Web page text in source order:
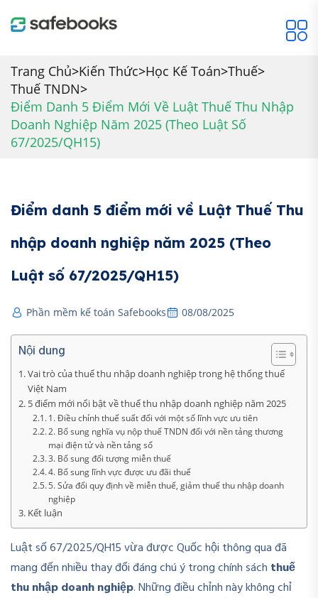
Trang Chủ>Kiến Thức>Học Kế Toán>Thuế>
Thuế TNDN>
Điểm Danh 5 Điểm Mới Về Luật Thuế Thu Nhập
Doanh Nghiệp Năm 2025 (Theo Luật Số
67/2025/QH15)
Điểm danh 5 điểm mới về Luật Thuế Thu
nhập doanh nghiệp năm 2025 (Theo
Luật số 67/2025/QH15)
Phần mềm kế toán Safebooks 08/08/2025
Nội dung
Vai trò của thuế thu nhập doanh nghiệp trong hệ thống thuế
Việt Nam
5 điểm mới nổi bật về thuế thu nhập doanh nghiệp năm 2025
1. Điều chỉnh thuế suất đối với một số lĩnh vực ưu tiên
2. Bổ sung nghĩa vụ nộp thuế TNDN đối với nền tảng thương
mại điện tử và nền tảng số
3. Bổ sung đối tượng miễn thuế
4. Bổ sung lĩnh vực được ưu đãi thuế
5. Sửa đổi quy định về miễn thuế, giảm thuế thu nhập doanh
nghiệp
Kết luận
Luật số 67/2025/QH15 vừa được Quốc hội thông qua đã
mang đến nhiều thay đổi đáng chú ý trong chính sách thuế
thu nhập doanh nghiệp. Những điều chỉnh này không chỉ